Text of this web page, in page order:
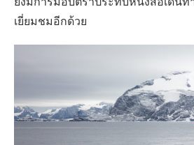
เยี่ยมชมอีกด้วย